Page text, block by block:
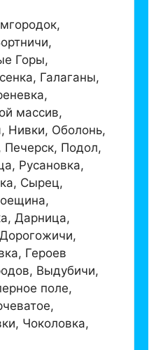
Горы,
Галаганы,
массив,
Нивки, Оболонь,
Подол,
Русановка,
Сырец,
Дарница,
Героев
Выдубичи,
поле,
Чоколовка,